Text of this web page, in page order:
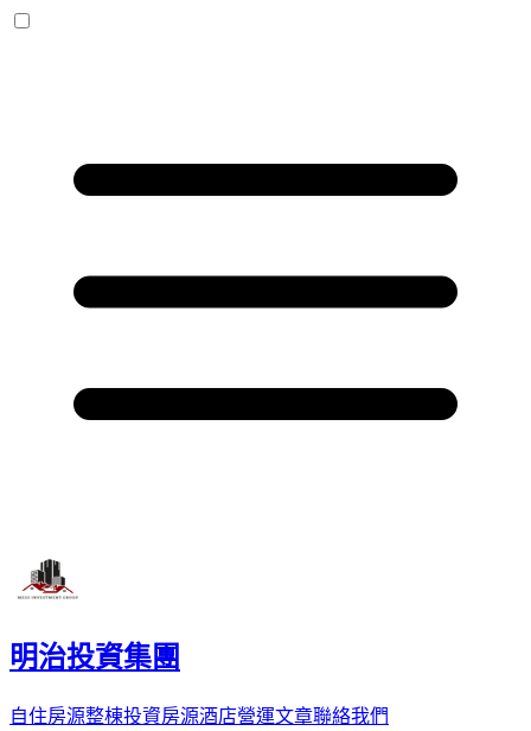
明治投資集團
自住房源整棟投資房源酒店營運文章聯絡我們